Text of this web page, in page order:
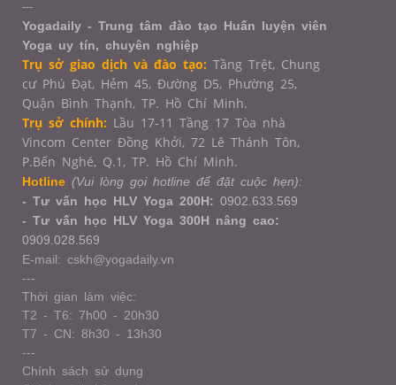
---
Yogadaily - Trung tâm đào tạo Huấn luyện viên
Yoga uy tín, chuyên nghiệp
Trụ sở giao dịch và đào tạo: Tầng Trệt, Chung
cư Phú Đạt, Hẻm 45, Đường D5, Phường 25,
Quận Bình Thạnh, TP. Hồ Chí Minh.
Trụ sở chính: Lầu 17-11 Tầng 17 Tòa nhà
Vincom Center Đồng Khởi, 72 Lê Thánh Tôn,
P.Bến Nghé, Q.1, TP. Hồ Chí Minh.
Hotline (Vui lòng gọi hotline để đặt cuộc hẹn):
- Tư vấn học HLV Yoga 200H: 0902.633.569
- Tư vấn học HLV Yoga 300H nâng cao:
0909.028.569
E-mail: cskh@yogadaily.vn
---
Thời gian làm việc:
T2 - T6: 7h00 - 20h30
T7 - CN: 8h30 - 13h30
---
Chính sách sử dụng